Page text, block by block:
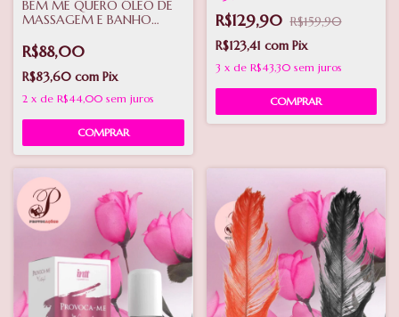
BEM ME QUERO ÓLEO DE
MASSAGEM E BANHO
R$88,00
R$83,60 com Pix
2 x de R$44,00 sem juros
R$129,90 R$159,90
R$123,41 com Pix
3 x de R$43,30 sem juros